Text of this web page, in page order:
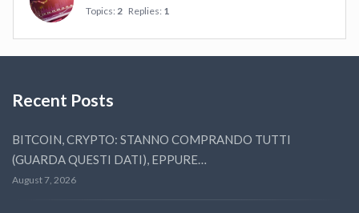
Topics: 2 Replies: 1
Recent Posts
BITCOIN, CRYPTO: STANNO COMPRANDO TUTTI
(GUARDA QUESTI DATI), EPPURE…
August 7, 2026